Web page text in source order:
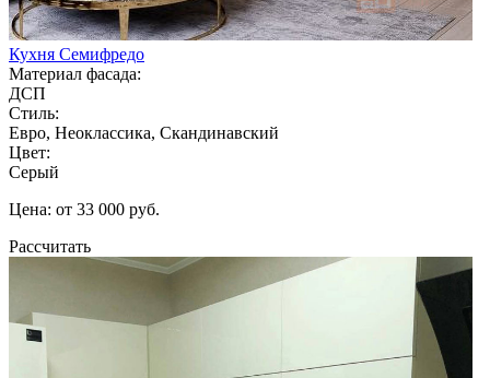
Кухня Семифредо
Материал фасада:
ДСП
Стиль:
Евро, Неоклассика, Скандинавский
Цвет:
Серый
Цена: от 33 000 руб.
Рассчитать